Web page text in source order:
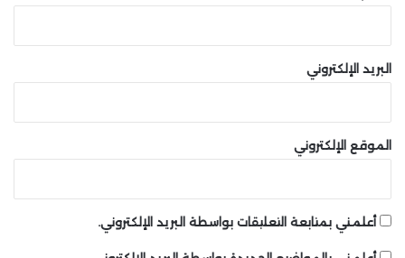
البريد الإلكتروني
الموقع الإلكتروني
أعلمني بمتابعة التعليقات بواسطة البريد الإلكتروني.